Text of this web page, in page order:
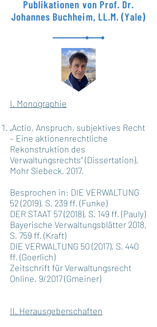
Publikationen von Prof. Dr.
Johannes Buchheim, LL.M. (Yale)
​I. Monographie
„Actio, Anspruch, subjektives Recht
– Eine aktionenrechtliche
Rekonstruktion des
Verwaltungsrechts“ (Dissertation),
Mohr Siebeck, 2017.
Besprochen in: DIE VERWALTUNG
52 (2019), S. 239 ff. (Funke)
DER STAAT 57 (2018), S. 149 ff. (Pauly)
Bayerische Verwaltungsblätter 2018,
S. 759 ff. (Kraft)
DIE VERWALTUNG 50 (2017), S. 440
ff. (Goerlich)
Zeitschrift für Verwaltungsrecht
Online, 9/2017 (Gmeiner)
II. Herausgeberschaften